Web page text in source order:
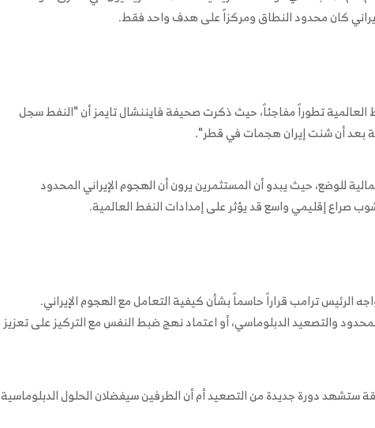
كان محدود النطاق ومركزاً على هدف واحد فقط.
تطوراً مفاجئاً، حيث ذكرت صحيفة فايننشال تايمز أن "النفط سجل
للوضع، حيث يبدو أن المستثمرين يرون أن الهجوم الإيراني المحدود
صراع إقليمي واسع قد يؤثر على إمدادات النفط العالمية.
الرئيس ترامب قراراً حاسماً بشأن كيفية التعامل مع الهجوم الإيراني.
والتصعيد الدبلوماسي، أو اعتماد نهج ضبط النفس مع التركيز على تعزيز
ستشهد دورة جديدة من التصعيد أم أن الطرفين سيفضلان الحلول الدبلوماسية